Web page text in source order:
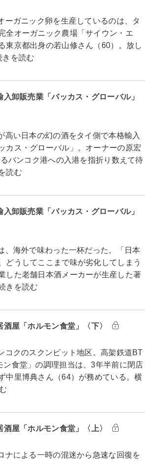
ガニック卵を生産しているのは、タ
全オーガニック農場「サイウン・エ
東京都出身の若山修さん（60）。放し
を読む
卸販売業「バッカス・グローバル」
い日本の幻の酒をタイ側で本格輸入
カス・グローバル」。オーナーの原宏
バンコク港への入港を指折り数えて待
読む
卸販売業「バッカス・グローバル」
海外で味わった一杯だった。「日本
どうしてここまで味が劣化してしまう
した老舗日本酒メーカーが生産した著
きを読む
屋「ホルモン食堂」〈下〉
クのスクンビット地区。高架鉄道BT
食堂」の調理担当は、3年半前に閉店
中里博典さん（64）が務めている。横
屋「ホルモン食堂」〈上〉
による一時の混迷から急速な回復を